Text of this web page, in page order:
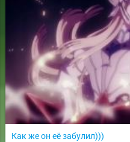
Как же он её забулил)))